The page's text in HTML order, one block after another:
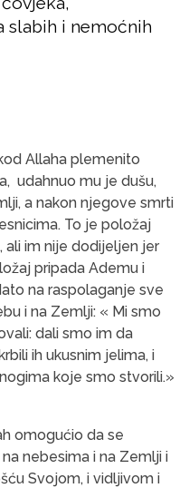
slabih i nemoćnih
Allaha plemenito
udahnuo mu je dušu,
a nakon njegove smrti
To je položaj
ali im nije dodijeljen jer
pripada Ademu i
na raspolaganje sve
i na Zemlji: « Mi smo
dali smo im da
ih ukusnim jelima, i
koje smo stvorili.»
omogućio da se
nebesima i na Zemlji i
Svojom, i vidljivom i